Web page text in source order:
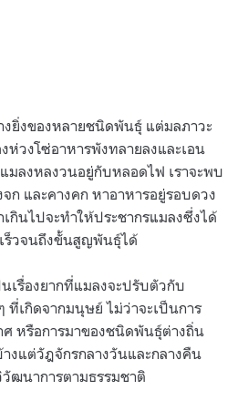
ยิ่งของหลายชนิดพันธุ์ แต่มลภาวะ
ห่วงโซ่อาหารพังทลายลงและเอน
มลงหลงวนอยู่กับหลอดไฟ เราจะพบ
ก และคางคก หาอาหารอยู่รอบดวง
กินไปจะทำให้ประชากรแมลงซึ่งได้
ร็วจนถึงขั้นสูญพันธุ์ได้
เรื่องยากที่แมลงจะปรับตัวกับ
ที่เกิดจากมนุษย์ ไม่ว่าจะเป็นการ
หรือการมาของชนิดพันธุ์ต่างถิ่น
งแต่วัฎจักรกลางวันและกลางคืน
ฒนาการตามธรรมชาติ